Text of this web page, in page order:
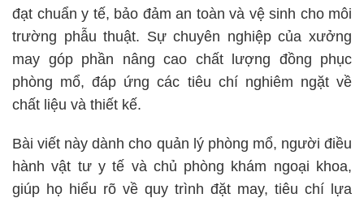
đạt chuẩn y tế, bảo đảm an toàn và vệ sinh cho môi
trường phẫu thuật. Sự chuyên nghiệp của xưởng
may góp phần nâng cao chất lượng đồng phục
phòng mổ, đáp ứng các tiêu chí nghiêm ngặt về
chất liệu và thiết kế.
Bài viết này dành cho quản lý phòng mổ, người điều
hành vật tư y tế và chủ phòng khám ngoại khoa,
giúp họ hiểu rõ về quy trình đặt may, tiêu chí lựa